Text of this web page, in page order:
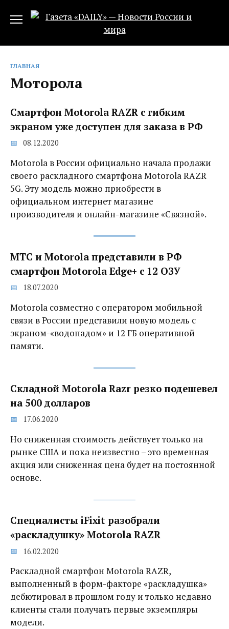
ГЛАВНАЯ
Моторола
Смартфон Motorola RAZR с гибким
экраном уже доступен для заказа в РФ
08.12.2020
Motorola в России официально начала продажи
своего раскладного смартфона Motorola RAZR
5G. Эту модель можно приобрести в
официальном интернет магазине
производителя и онлайн-магазине «Связной».
МТС и Motorola представили в РФ
смартфон Motorola Edge+ с 12 ОЗУ
18.07.2020
Motorola совместно с оператором мобильной
связи в России представили новую модель с
экраном-«водопадом» и 12 ГБ оперативной
памяти.
Складной Motorola Razr резко подешевел
на 500 долларов
17.06.2020
Но сниженная стоимость действует только на
рынке США и пока неизвестно – это временная
акция или сниженная цена будет на постоянной
основе.
Специалисты iFixit разобрали
«раскладушку» Motorola RAZR
16.02.2020
Раскладной смартфон Motorola RAZR,
выполненный в форм-факторе «раскладушка»
дебютировал в прошлом году и только недавно
клиенты стали получать первые экземпляры
модели.